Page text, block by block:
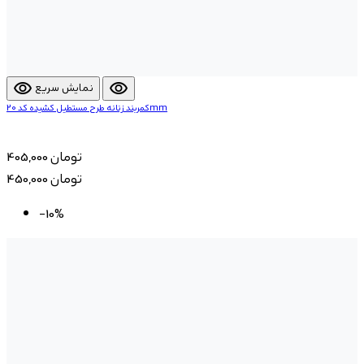
visibility نمایش سریع visibility
کمربند زنانه طرح مستطیل کشیده کد 20mm
405,000 تومان
450,000 تومان
-10%